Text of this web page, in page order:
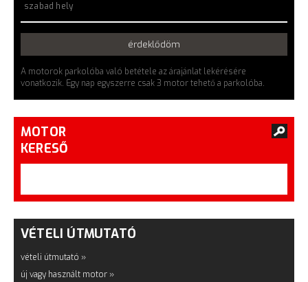
szabad hely
érdeklődöm
A motorok parkolóba való betétele az árajánlat lekérésére
vonatkozik. Egy nap egyszerre csak 3 motor tehető a parkolóba.
MOTOR
KERESŐ
VÉTELI ÚTMUTATÓ
vételi útmutató »
új vagy használt motor »